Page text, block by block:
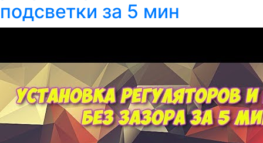
подсветки за 5 мин